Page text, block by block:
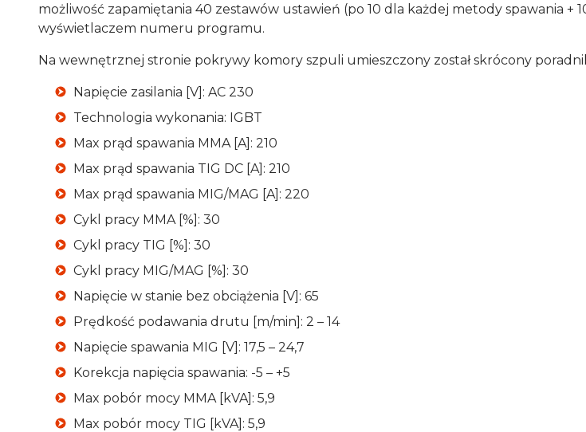
możliwość zapamiętania 40 zestawów ustawień (po 10 dla każdej metody spawania
wyświetlaczem numeru programu.
Na wewnętrznej stronie pokrywy komory szpuli umieszczony został skrócony
Napięcie zasilania [V]: AC 230
Technologia wykonania: IGBT
Max prąd spawania MMA [A]: 210
Max prąd spawania TIG DC [A]: 210
Max prąd spawania MIG/MAG [A]: 220
Cykl pracy MMA [%]: 30
Cykl pracy TIG [%]: 30
Cykl pracy MIG/MAG [%]: 30
Napięcie w stanie bez obciążenia [V]: 65
Prędkość podawania drutu [m/min]: 2 – 14
Napięcie spawania MIG [V]: 17,5 – 24,7
Korekcja napięcia spawania: -5 – +5
Max pobór mocy MMA [kVA]: 5,9
Max pobór mocy TIG [kVA]: 5,9